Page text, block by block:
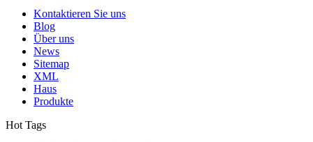
Kontaktieren Sie uns
Blog
Über uns
News
Sitemap
XML
Haus
Produkte
Hot Tags